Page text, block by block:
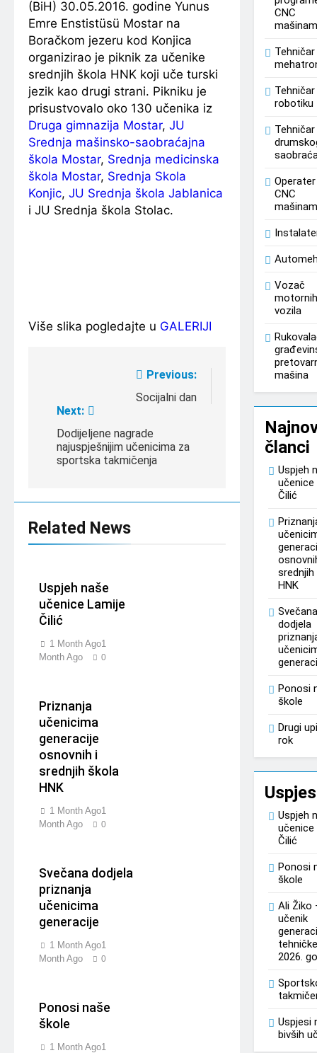
(BiH) 30.05.2016. godine Yunus
Emre Enstistüsü Mostar na
Boračkom jezeru kod Konjica
organizirao je piknik za učenike
srednjih škola HNK koji uče turski
jezik kao drugi strani. Pikniku je
prisustvovalo oko 130 učenika iz
Druga gimnazija Mostar, JU
Srednja mašinsko-saobraćajna
škola Mostar, Srednja medicinska
škola Mostar, Srednja Skola
Konjic, JU Srednja škola Jablanica
i JU Srednja škola Stolac.
Više slika pogledajte u GALERIJI
Previous:
Socijalni dan
Next:
Dodijeljene nagrade
najuspješnijim učenicima za
sportska takmičenja
Related News
Uspjeh naše
učenice Lamije
Čilić
1 Month Ago1
Month Ago
0
Priznanja
učenicima
generacije
osnovnih i
srednjih škola
HNK
1 Month Ago1
Month Ago
0
Svečana dodjela
priznanja
učenicima
generacije
1 Month Ago1
Month Ago
0
Ponosi naše
škole
1 Month Ago1
CNC
robotiku
Tehničar
CNC
Vozač
vozila
mašina
članci
Uspjeh
učenice
Čilić
HNK
dodjela
Ponosi
škole
Drugi
rok
Uspjeh
učenice
Čilić
Ponosi
škole
Ali Žiko
učenik
2026.
Uspjesi
bivših